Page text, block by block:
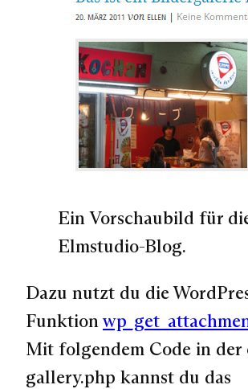
Ein Vorschaubild für
Elmstudio-Blog.
Dazu nutzt du die
Funktion
Mit folgendem Code in der
gallery.php kannst du das